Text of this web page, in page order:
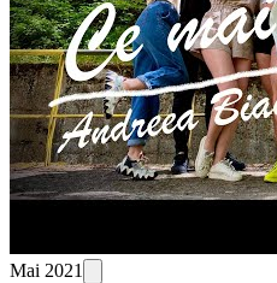
Mai 2021